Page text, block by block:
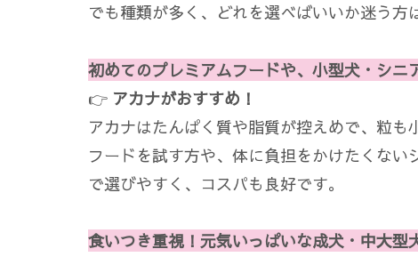
でも種類が多く、どれを選べばいいか迷う方
初めてのプレミアムフードや、小型犬・シ
👉 アカナがおすすめ！
アカナはたんぱく質や脂質が控えめで、粒
フードを試す方や、体に負担をかけたくな
で選びやすく、コスパも良好です。
食いつき重視！元気いっぱいな成犬・中大